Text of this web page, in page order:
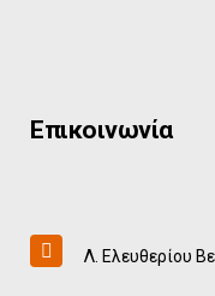
Επικοινωνία
Λ. Ελευθερίου